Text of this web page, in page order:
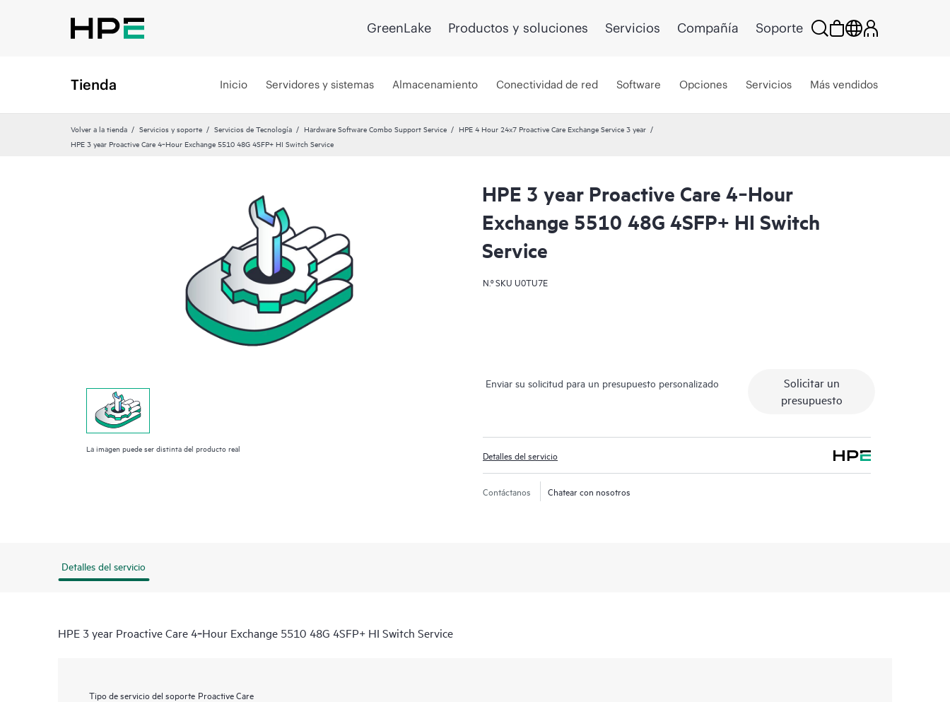
GreenLake Productos y soluciones Servicios Compañía Soporte
Tienda Inicio Servidores y sistemas Almacenamiento Conectividad de red Software Opciones Servicios Más vendidos
Volver a la tienda Servicios y soporte Servicios de Tecnología Hardware Software Combo Support Service
HPE 4 Hour 24x7 Proactive Care Exchange Service 3 year
HPE 3 year Proactive Care 4‑Hour Exchange 5510 48G 4SFP+ HI Switch Service
La imagen puede ser distinta del producto real
HPE 3 year Proactive Care 4‑Hour
Exchange 5510 48G 4SFP+ HI Switch
Service
N.º SKU U0TU7E
Enviar su solicitud para un presupuesto personalizado
Solicitar un
presupuesto
Detalles del servicio
Contáctanos Chatear con nosotros
Detalles del servicio
HPE 3 year Proactive Care 4‑Hour Exchange 5510 48G 4SFP+ HI Switch Service
Tipo de servicio del soporte Proactive Care